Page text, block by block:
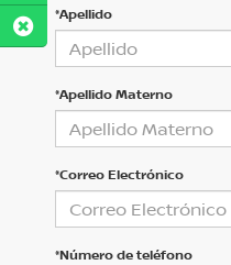
*Apellido
*Apellido Materno
*Correo Electrónico
*Número de teléfono